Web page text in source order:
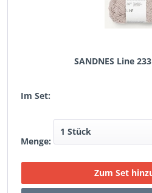
SANDNES Line
Im Set:
Menge: